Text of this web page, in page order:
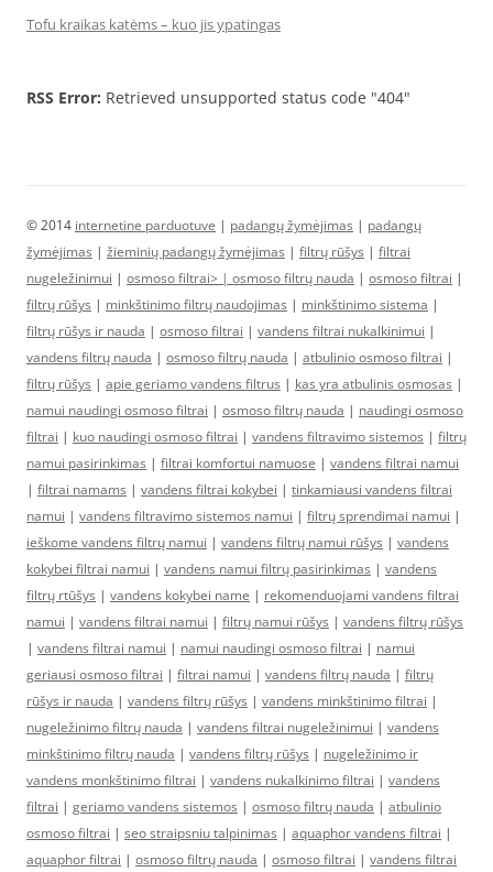
Tofu kraikas katėms – kuo jis ypatingas
RSS Error: Retrieved unsupported status code "404"
© 2014 internetine parduotuve | padangų žymėjimas | padangų
žymėjimas | žieminių padangų žymėjimas | filtrų rūšys | filtrai
nugeležinimui | osmoso filtrai> | osmoso filtrų nauda | osmoso filtrai |
filtrų rūšys | minkštinimo filtrų naudojimas | minkštinimo sistema |
filtrų rūšys ir nauda | osmoso filtrai | vandens filtrai nukalkinimui |
vandens filtrų nauda | osmoso filtrų nauda | atbulinio osmoso filtrai |
filtrų rūšys | apie geriamo vandens filtrus | kas yra atbulinis osmosas |
namui naudingi osmoso filtrai | osmoso filtrų nauda | naudingi osmoso
filtrai | kuo naudingi osmoso filtrai | vandens filtravimo sistemos | filtrų
namui pasirinkimas | filtrai komfortui namuose | vandens filtrai namui
| filtrai namams | vandens filtrai kokybei | tinkamiausi vandens filtrai
namui | vandens filtravimo sistemos namui | filtrų sprendimai namui |
ieškome vandens filtrų namui | vandens filtrų namui rūšys | vandens
kokybei filtrai namui | vandens namui filtrų pasirinkimas | vandens
filtrų rtūšys | vandens kokybei name | rekomenduojami vandens filtrai
namui | vandens filtrai namui | filtrų namui rūšys | vandens filtrų rūšys
| vandens filtrai namui | namui naudingi osmoso filtrai | namui
geriausi osmoso filtrai | filtrai namui | vandens filtrų nauda | filtrų
rūšys ir nauda | vandens filtrų rūšys | vandens minkštinimo filtrai |
nugeležinimo filtrų nauda | vandens filtrai nugeležinimui | vandens
minkštinimo filtrų nauda | vandens filtrų rūšys | nugeležinimo ir
vandens monkštinimo filtrai | vandens nukalkinimo filtrai | vandens
filtrai | geriamo vandens sistemos | osmoso filtrų nauda | atbulinio
osmoso filtrai | seo straipsniu talpinimas | aquaphor vandens filtrai |
aquaphor filtrai | osmoso filtrų nauda | osmoso filtrai | vandens filtrai